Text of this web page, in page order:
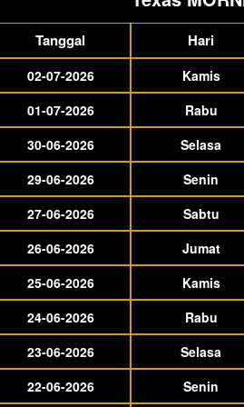
Tanggal Hari
02-07-2026 Kamis
01-07-2026
Rabu
30-06-2026
Selasa
29-06-2026
Senin
27-06-2026
Sabtu
26-06-2026
Jumat
25-06-2026
Kamis
24-06-2026
Rabu
23-06-2026
Selasa
22-06-2026
Senin